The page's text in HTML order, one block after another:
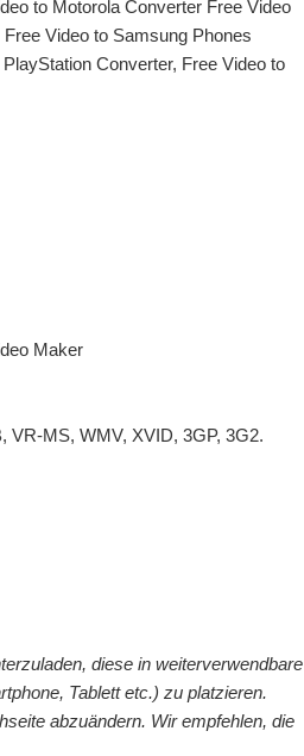
to Motorola Converter Free Video
Video to Samsung Phones
Converter, Free Video to
Maker
VR-MS, WMV, XVID, 3GP, 3G2.
diese in weiterverwendbare
Tablett etc.) zu platzieren.
abzuändern. Wir empfehlen, die